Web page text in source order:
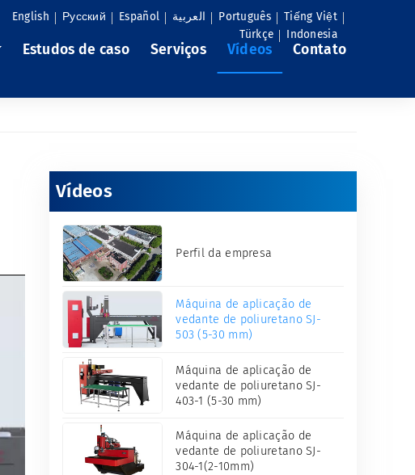
English Русский Español العربية Português
Tiếng Việt
Türkçe
Indonesia
Estudos de caso Serviços Vídeos Contato
Vídeos
Perfil da empresa
Máquina de aplicação de
vedante de poliuretano SJ-
503 (5-30 mm)
Máquina de aplicação de
vedante de poliuretano SJ-
403-1 (5-30 mm)
Máquina de aplicação de
vedante de poliuretano SJ-
304-1(2-10mm)